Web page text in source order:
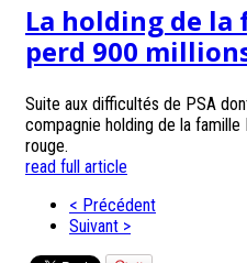
La holding de
perd 900
Suite aux difficultés de PSA
compagnie holding de la famille
rouge.
read full article
< Précédent
Suivant >